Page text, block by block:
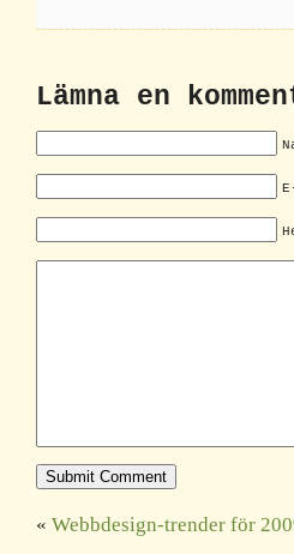
Lämna en
« Webbdesign-trender för